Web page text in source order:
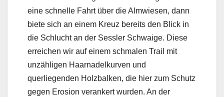
eine schnelle Fahrt über die Almwiesen, dann
biete sich an einem Kreuz bereits den Blick in
die Schlucht an der Sessler Schwaige. Diese
erreichen wir auf einem schmalen Trail mit
unzähligen Haarnadelkurven und
querliegenden Holzbalken, die hier zum Schutz
gegen Erosion verankert wurden. An der